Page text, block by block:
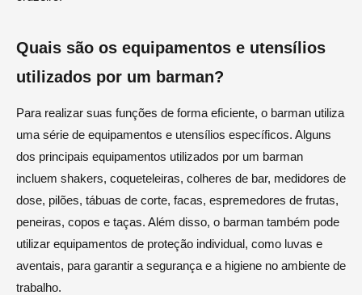
Quais são os equipamentos e utensílios
utilizados por um barman?
Para realizar suas funções de forma eficiente, o barman utiliza
uma série de equipamentos e utensílios específicos. Alguns
dos principais equipamentos utilizados por um barman
incluem shakers, coqueteleiras, colheres de bar, medidores de
dose, pilões, tábuas de corte, facas, espremedores de frutas,
peneiras, copos e taças. Além disso, o barman também pode
utilizar equipamentos de proteção individual, como luvas e
aventais, para garantir a segurança e a higiene no ambiente de
trabalho.